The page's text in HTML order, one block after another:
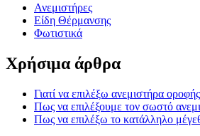
Ανεμιστήρες
Είδη Θέρμανσης
Φωτιστικά
Χρήσιμα άρθρα
Γιατί να επιλέξω ανεμιστήρα οροφής
Πως να επιλέξουμε τον σωστό
Πως να επιλέξω το κατάλληλο